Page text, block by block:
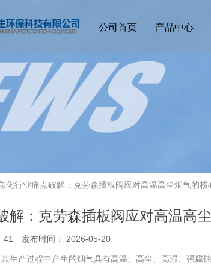
公司首页 产品中心
化行业痛点破解：克劳森插板阀应对高温高尘烟气的核
解：克劳森插板阀应对高温高
41 发布时间： 2026-05-20
生产过程中产生的烟气具有高温、高尘、高湿、强